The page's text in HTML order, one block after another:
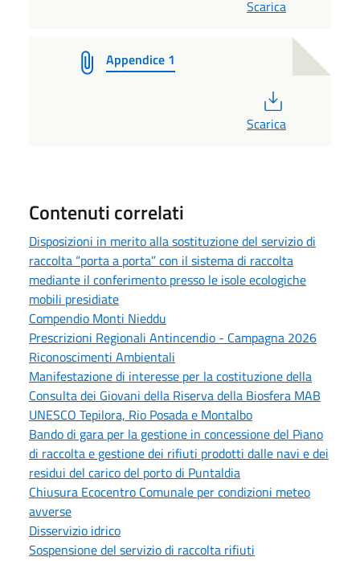
Scarica
Appendice 1
Scarica
Contenuti correlati
Disposizioni in merito alla sostituzione del servizio di
raccolta “porta a porta” con il sistema di raccolta
mediante il conferimento presso le isole ecologiche
mobili presidiate
Compendio Monti Nieddu
Prescrizioni Regionali Antincendio - Campagna 2026
Riconoscimenti Ambientali
Manifestazione di interesse per la costituzione della
Consulta dei Giovani della Riserva della Biosfera MAB
UNESCO Tepilora, Rio Posada e Montalbo
Bando di gara per la gestione in concessione del Piano
di raccolta e gestione dei rifiuti prodotti dalle navi e dei
residui del carico del porto di Puntaldia
Chiusura Ecocentro Comunale per condizioni meteo
avverse
Disservizio idrico
Sospensione del servizio di raccolta rifiuti